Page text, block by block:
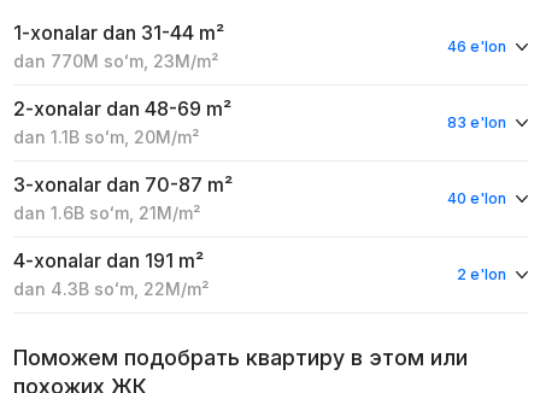
1-xonalar dan 31-44 m²
dan 770M soʻm, 23M/m²
46 e'lon
2-xonalar dan 48-69 m²
dan 1.1B soʻm, 20M/m²
83 e'lon
3-xonalar dan 70-87 m²
dan 1.6B soʻm, 21M/m²
40 e'lon
4-xonalar dan 191 m²
dan 4.3B soʻm, 22M/m²
2 e'lon
Поможем подобрать квартиру в этом или
похожих ЖК